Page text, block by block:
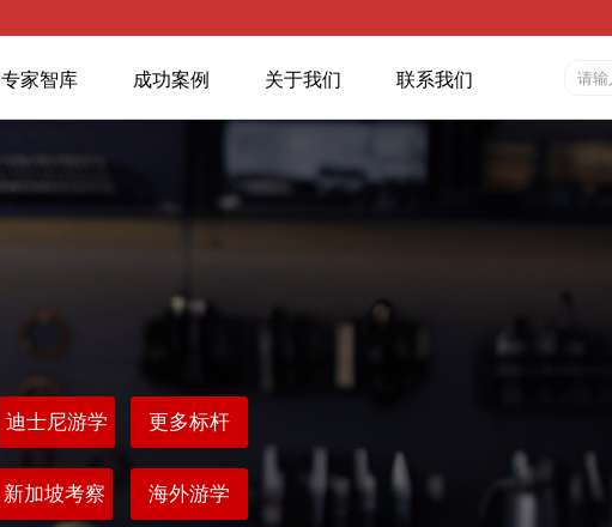
专家智库 成功案例 关于我们 联系我们
新加坡考察
迪士尼游学
海外游学
更多标杆